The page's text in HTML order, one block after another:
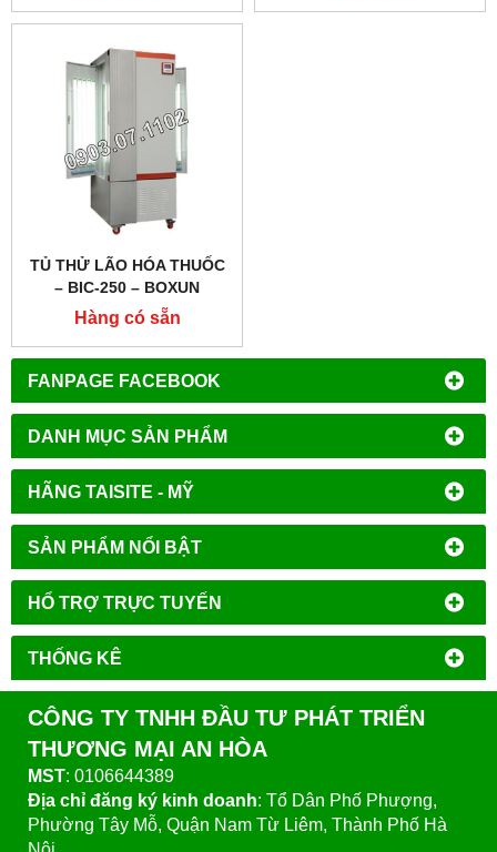
FANPAGE FACEBOOK
DANH MỤC SẢN PHẨM
HÃNG TAISITE - MỸ
SẢN PHẨM NỔI BẬT
HỔ TRỢ TRỰC TUYẾN
THỐNG KÊ
TỦ THỬ LÃO HÓA THUỐC
– BIC-250 – BOXUN
Hàng có sẵn
CÔNG TY TNHH ĐẦU TƯ PHÁT TRIỂN
THƯƠNG MẠI AN HÒA
MST: 0106644389
Địa chỉ đăng ký kinh doanh: Tổ Dân Phố Phượng,
Phường Tây Mỗ, Quận Nam Từ Liêm, Thành Phố Hà